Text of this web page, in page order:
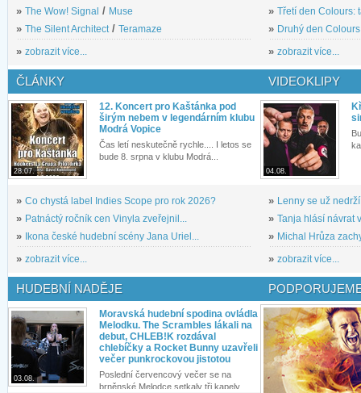
» The Wow! Signal / Muse
» The Silent Architect / Teramaze
» zobrazit více...
» Třetí den Colours:
» Druhý den
» zobrazit více...
ČLÁNKY
28.07.
12. Koncert pro Kaštánka pod
širým nebem v legendárním klubu
Modrá Vopice
Čas letí neskutečně rychle.... I letos se
bude 8. srpna v klubu Modrá...
» Co chystá label Indies Scope pro rok 2026?
» Patnáctý ročník cen Vinyla zveřejnil...
»
Ikona české hudební scény Jana Uriel...
» zobrazit více...
VIDEOKLIPY
04.08.
» Lenny se už
» Tanja hlásí návrat
» Michal Hrůza
» zobrazit více...
HUDEBNÍ NADĚJE
03.08.
Moravská hudební spodina ovládla
Melodku. The Scrambles lákali na
debut, CHLEB!K rozdával
chlebíčky a Rocket Bunny uzavřeli
večer punkrockovou jistotou
Poslední červencový večer se na
brněnské Melodce setkaly tři kapely...